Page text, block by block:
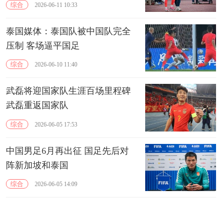
综合 2026-06-11 10:33
泰国媒体：泰国队被中国队完全
压制 客场逼平国足
综合 2026-06-10 11:40
武磊将迎国家队生涯百场里程碑
武磊重返国家队
综合 2026-06-05 17:53
中国男足6月再出征 国足先后对
阵新加坡和泰国
综合 2026-06-05 14:09